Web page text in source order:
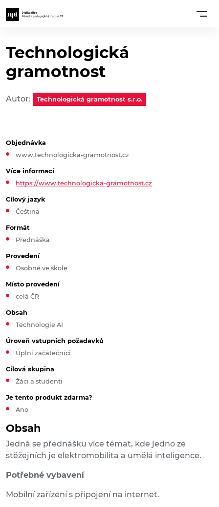
Technologická
gramotnost
Autor: Technologická gramotnost s.r.o.
Obsah
Jedná se přednášku více témat, kde jedno ze
stěžejních je elektromobilita a umělá inteligence.
Potřebné vybavení
Mobilní zařízení s připojení na internet.
Objednávka
www.technologicka-gramotnost.cz
Více informací
https://www.technologicka-gramotnost.cz
Cílový jazyk
Čeština
Formát
Přednáška
Provedení
Osobně ve škole
Místo provedení
celá ČR
Obsah
Technologie AI
Úroveň vstupních požadavků
Úplní začátečníci
Cílová skupina
Žáci a studenti
Je tento produkt zdarma?
Ano